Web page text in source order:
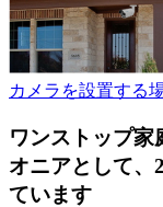
カメラを設置する
ワンストップ家
オニアとして、
ています